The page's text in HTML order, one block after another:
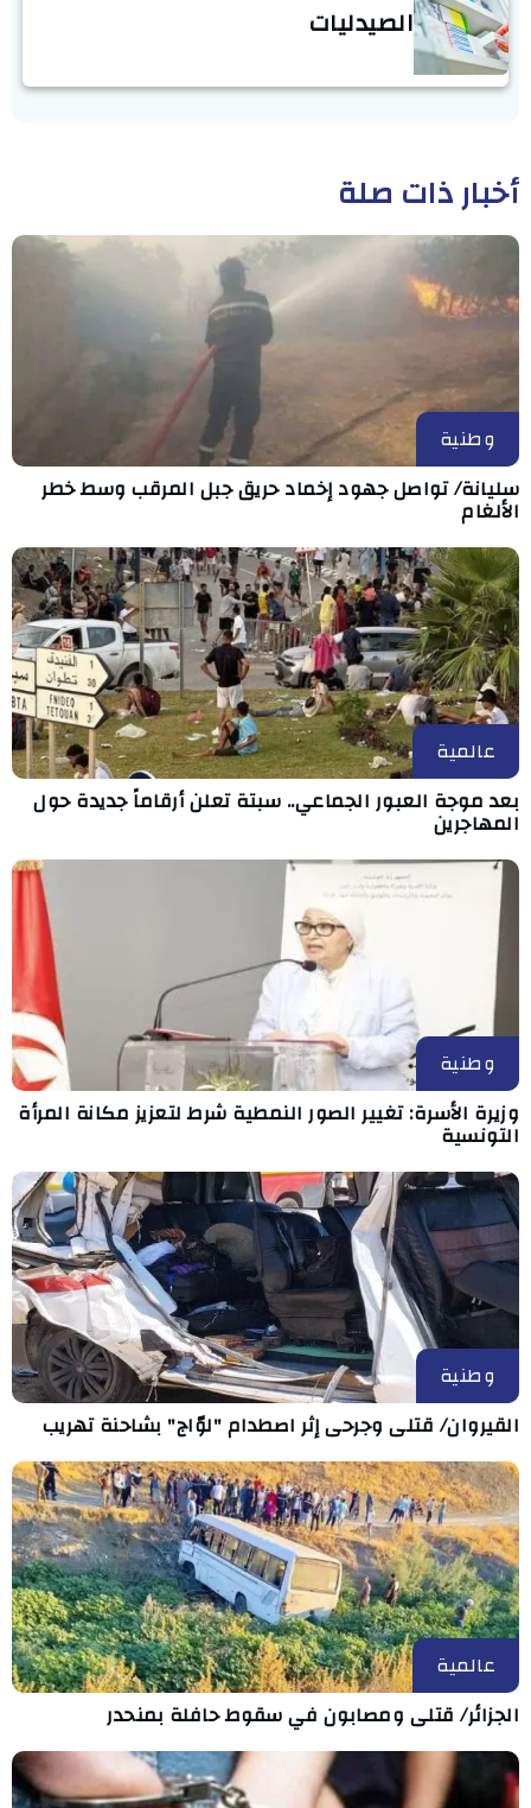
الصيدليات
أخبار ذات صلة
وطنية
سليانة/ تواصل جهود إخماد حريق جبل المرقب وسط خطر
الألغام
عالمية
بعد موجة العبور الجماعي.. سبتة تعلن أرقاماً جديدة حول
المهاجرين
وطنية
وزيرة الأسرة: تغيير الصور النمطية شرط لتعزيز مكانة المرأة
التونسية
وطنية
القيروان/ قتلى وجرحى إثر اصطدام "لوّاج" بشاحنة تهريب
عالمية
الجزائر/ قتلى ومصابون في سقوط حافلة بمنحدر